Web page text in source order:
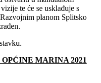
te će se usklađuje s
planom Splitsko
MARINA 2021